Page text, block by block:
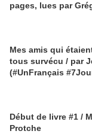
pages, lues par
Mes amis qui
tous survécu / par
(#UnFrançais
Début de livre #1 /
Protche